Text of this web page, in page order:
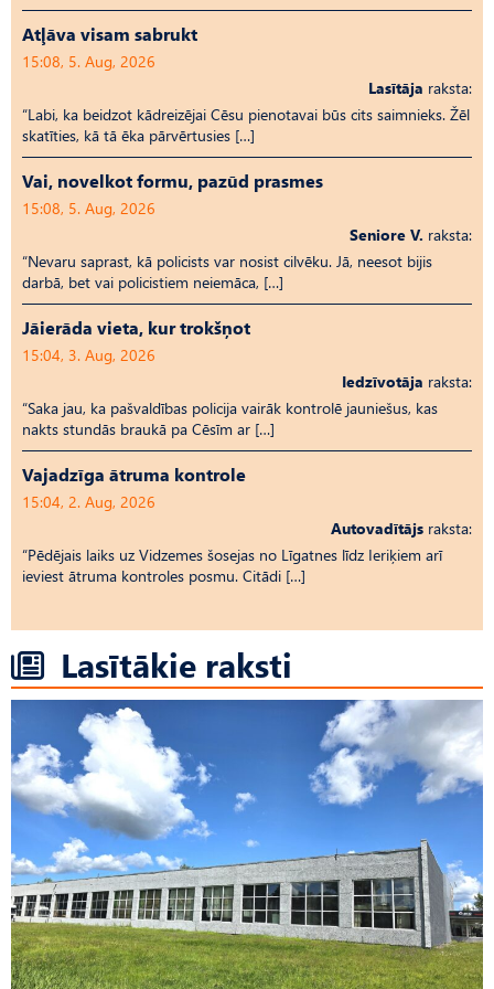
Atļāva visam sabrukt
15:08, 5. Aug, 2026
Lasītāja raksta:
“Labi, ka beidzot kādreizējai Cēsu pienotavai būs cits saimnieks. Žēl
skatīties, kā tā ēka pārvērtusies […]
Vai, novelkot formu, pazūd prasmes
15:08, 5. Aug, 2026
Seniore V. raksta:
“Nevaru saprast, kā policists var nosist cilvēku. Jā, neesot bijis
darbā, bet vai policistiem neiemāca, […]
Jāierāda vieta, kur trokšņot
15:04, 3. Aug, 2026
Iedzīvotāja raksta:
“Saka jau, ka pašvaldības policija vairāk kontrolē jauniešus, kas
nakts stundās braukā pa Cēsīm ar […]
Vajadzīga ātruma kontrole
15:04, 2. Aug, 2026
Autovadītājs raksta:
“Pēdējais laiks uz Vid­ze­mes šosejas no Līgatnes līdz Ieriķiem arī
ieviest ātruma kontroles posmu. Citādi […]
Lasītākie raksti